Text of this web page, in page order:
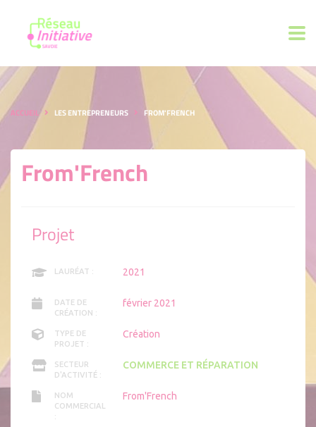
ACCUEIL LES ENTREPRENEURS FROM'FRENCH
From'French
Projet
LAURÉAT : 2021
DATE DE
CRÉATION :
février 2021
TYPE DE
PROJET :
Création
SECTEUR
D'ACTIVITÉ :
COMMERCE ET RÉPARATION
NOM
COMMERCIAL
:
From'French